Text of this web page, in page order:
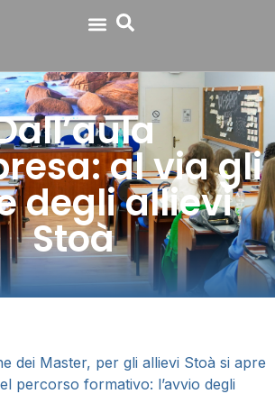
al via gli
degli allievi
Stoà
dei Master, per gli allievi Stoà si apre
percorso formativo: l’avvio degli